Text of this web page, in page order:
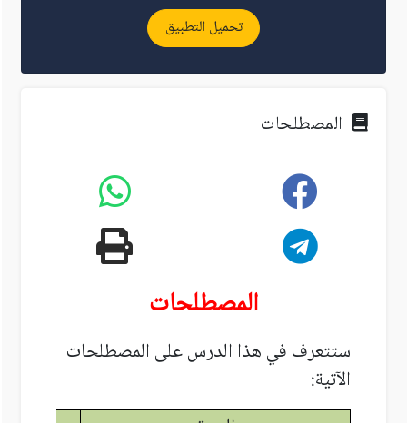
تحميل التطبيق
المصطلحات
المصطلحات
ستتعرف في هذا الدرس على المصطلحات
الآتية: